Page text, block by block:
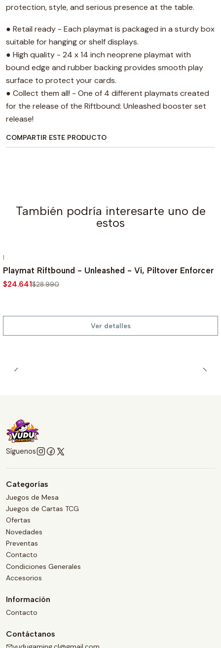
protection, style, and serious presence at the table.
● Retail ready - Each playmat is packaged in a sturdy box
suitable for hanging or shelf displays.
● High quality - 24 x 14 inch neoprene playmat with
bound edge and rubber backing provides smooth play
surface to protect your cards.
● Collect them all! - One of 4 different playmats created
for the release of the Riftbound: Unleashed booster set
release!
COMPARTIR ESTE PRODUCTO
También podría interesarte uno de
estos
-15%
|
Playmat Riftbound - Unleashed - Vi, Piltover Enforcer
$24.641$28.990
Ver detalles
Síguenos
Categorías
Juegos de Mesa
Juegos de Cartas TCG
Ofertas
Novedades
Preventas
Contacto
Condiciones Generales
Accesorios
Información
Contacto
Contáctanos